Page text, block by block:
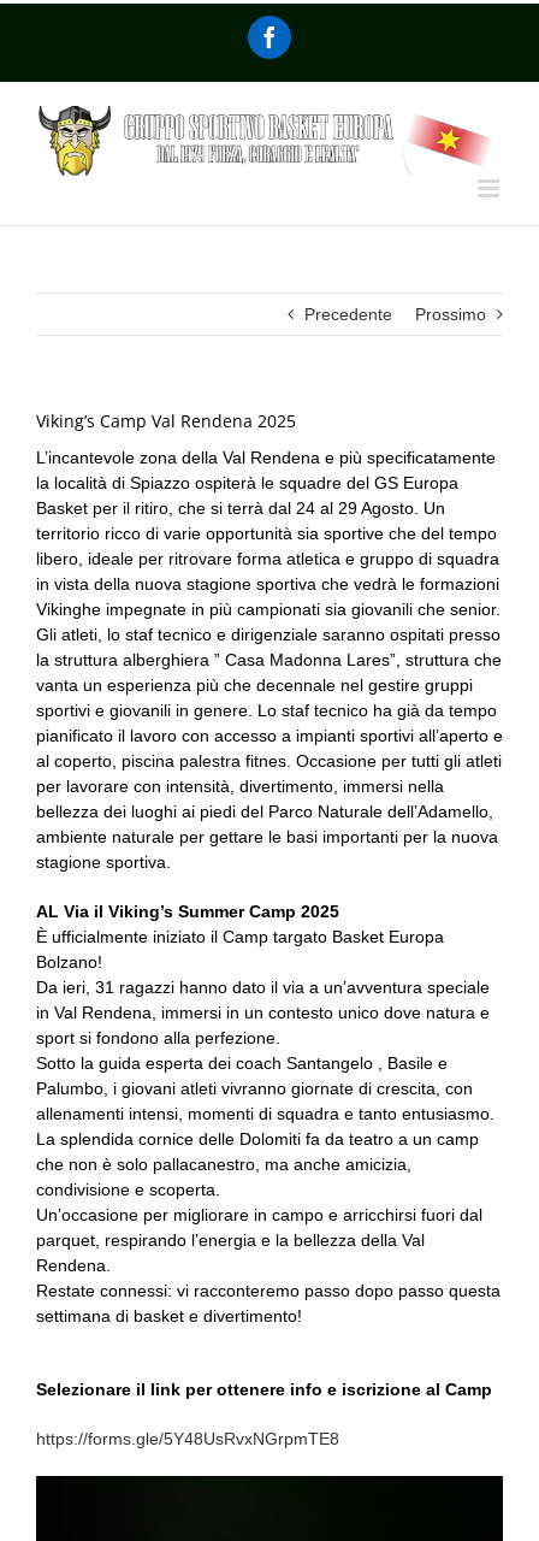
Precedente Prossimo
Viking’s Camp Val Rendena 2025
L’incantevole zona della Val Rendena e più specificatamente
la località di Spiazzo ospiterà le squadre del GS Europa
Basket per il ritiro, che si terrà dal 24 al 29 Agosto. Un
territorio ricco di varie opportunità sia sportive che del tempo
libero, ideale per ritrovare forma atletica e gruppo di squadra
in vista della nuova stagione sportiva che vedrà le formazioni
Vikinghe impegnate in più campionati sia giovanili che senior.
Gli atleti, lo staf tecnico e dirigenziale saranno ospitati presso
la struttura alberghiera ” Casa Madonna Lares”, struttura che
vanta un esperienza più che decennale nel gestire gruppi
sportivi e giovanili in genere. Lo staf tecnico ha già da tempo
pianificato il lavoro con accesso a impianti sportivi all’aperto e
al coperto, piscina palestra fitnes. Occasione per tutti gli atleti
per lavorare con intensità, divertimento, immersi nella
bellezza dei luoghi ai piedi del Parco Naturale dell’Adamello,
ambiente naturale per gettare le basi importanti per la nuova
stagione sportiva.
AL Via il Viking’s Summer Camp 2025
È ufficialmente iniziato il Camp targato Basket Europa
Bolzano!
Da ieri, 31 ragazzi hanno dato il via a un’avventura speciale
in Val Rendena, immersi in un contesto unico dove natura e
sport si fondono alla perfezione.
Sotto la guida esperta dei coach Santangelo , Basile e
Palumbo, i giovani atleti vivranno giornate di crescita, con
allenamenti intensi, momenti di squadra e tanto entusiasmo.
La splendida cornice delle Dolomiti fa da teatro a un camp
che non è solo pallacanestro, ma anche amicizia,
condivisione e scoperta.
Un’occasione per migliorare in campo e arricchirsi fuori dal
parquet, respirando l’energia e la bellezza della Val
Rendena.
Restate connessi: vi racconteremo passo dopo passo questa
settimana di basket e divertimento!
Selezionare il link per ottenere info e iscrizione al Camp
https://forms.gle/5Y48UsRvxNGrpmTE8